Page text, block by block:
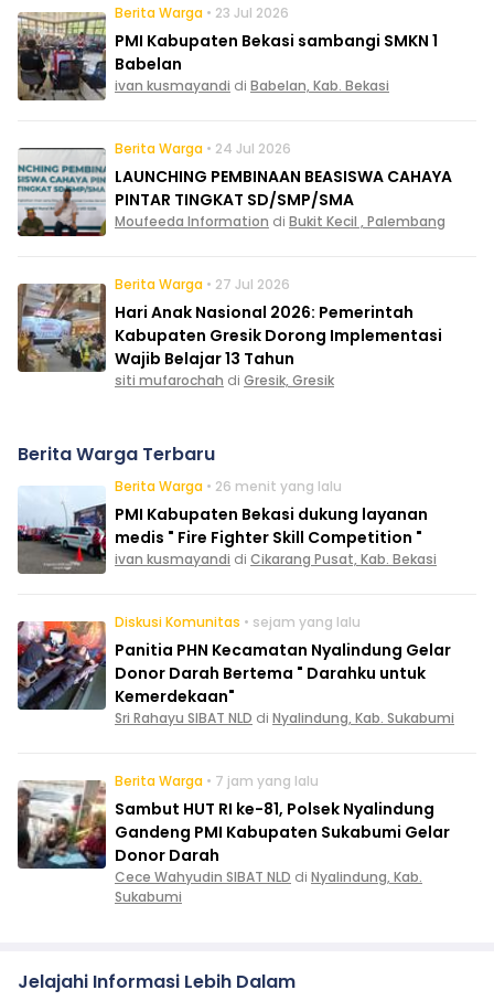
Berita Warga • 23 Jul 2026
PMI Kabupaten Bekasi sambangi SMKN 1
Babelan
ivan kusmayandi di Babelan, Kab. Bekasi
Berita Warga • 24 Jul 2026
LAUNCHING PEMBINAAN BEASISWA CAHAYA
PINTAR TINGKAT SD/SMP/SMA
Moufeeda Information di Bukit Kecil , Palembang
Berita Warga • 27 Jul 2026
Hari Anak Nasional 2026: Pemerintah
Kabupaten Gresik Dorong Implementasi
Wajib Belajar 13 Tahun
siti mufarochah di Gresik, Gresik
Berita Warga Terbaru
Berita Warga • 26 menit yang lalu
PMI Kabupaten Bekasi dukung layanan
medis " Fire Fighter Skill Competition "
ivan kusmayandi di Cikarang Pusat, Kab. Bekasi
Diskusi Komunitas • sejam yang lalu
Panitia PHN Kecamatan Nyalindung Gelar
Donor Darah Bertema " Darahku untuk
Kemerdekaan"
Sri Rahayu SIBAT NLD di Nyalindung, Kab. Sukabumi
Berita Warga • 7 jam yang lalu
Sambut HUT RI ke-81, Polsek Nyalindung
Gandeng PMI Kabupaten Sukabumi Gelar
Donor Darah
Cece Wahyudin SIBAT NLD di Nyalindung, Kab.
Sukabumi
Jelajahi Informasi Lebih Dalam